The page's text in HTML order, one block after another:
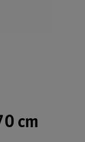
cm